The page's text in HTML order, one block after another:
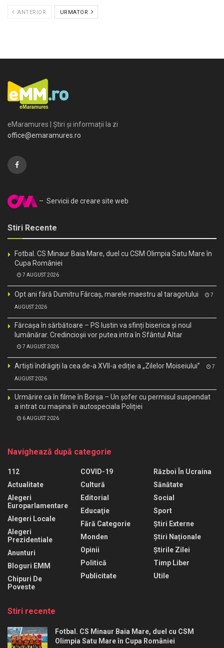
ANTERIOR URMATOR
eMaramures | Știri și informații la zi
office@emaramures.ro
– Servicii de creare site web
Stiri Recente
Fotbal. CS Minaur Baia Mare, duel cu CSM Olimpia Satu Mare în
Cupa României
7 AUGUST 2026
Opt ani fără Dumitru Fărcaș, marele maestru al taragotului 7
AUGUST 2026
Fărcașa în sărbătoare – PS Iustin va sfinți biserica și noul
lumânărar. Credincioșii vor putea intra în Sfântul Altar
7 AUGUST 2026
Artiști îndrăgiți la cea de-a XVII-a ediție a „Zilelor Moiseiului” 7
AUGUST 2026
Urmărire ca în filme în Borșa – Un șofer cu permisul suspendat
a intrat cu mașina în autospeciala Poliției
6 AUGUST 2026
Navighează după categorie
112
Actualitate
Alegeri
Europarlamentare
Alegeri Locale
Alegeri
Prezidentiale
Anunturi
Bloguri EMM
Chipuri De
Poveste
COVID-19
Cultură
Editorial
Educaţie
Fără Categorie
Monden
Opinii
Politică
Publicitate
Război În Ucraina
Sănătate
Social
Sport
Știri Externe
Știri Naționale
Știrile Zilei
Timp Liber
Utile
Stiri recente
Fotbal. CS Minaur Baia Mare, duel cu CSM
Olimpia Satu Mare în Cupa României